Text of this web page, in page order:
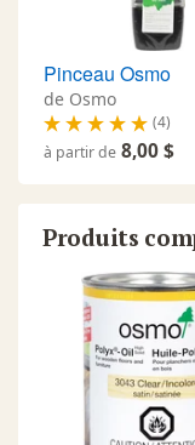
Pinceau Osmo
de Osmo
(4)
à partir de 8,00 $
Produits